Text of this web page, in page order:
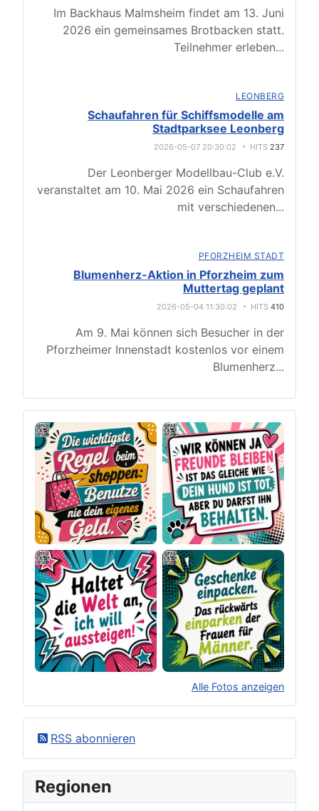
Im Backhaus Malmsheim findet am 13. Juni
2026 ein gemeinsames Brotbacken statt.
Teilnehmer erleben...
LEONBERG
Schaufahren für Schiffsmodelle am
Stadtparksee Leonberg
2026-05-07 20:30:02 HITS 237
Der Leonberger Modellbau-Club e.V.
veranstaltet am 10. Mai 2026 ein Schaufahren
mit verschiedenen...
PFORZHEIM STADT
Blumenherz-Aktion in Pforzheim zum
Muttertag geplant
2026-05-04 11:30:02 HITS 410
Am 9. Mai können sich Besucher in der
Pforzheimer Innenstadt kostenlos vor einem
Blumenherz...
Alle Fotos anzeigen
RSS abonnieren
Regionen